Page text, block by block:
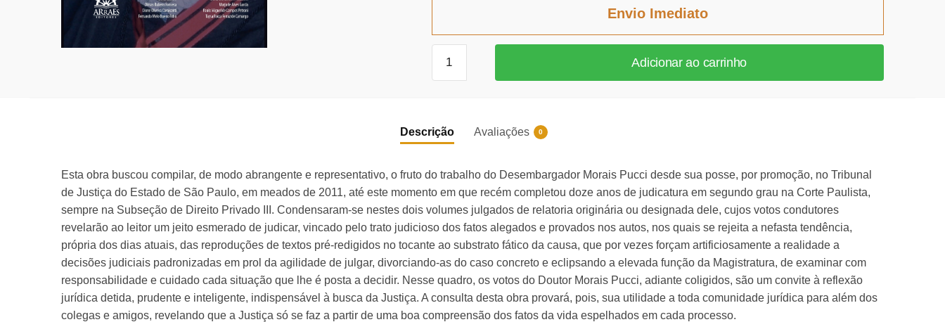
Envio Imediato
Morais
2
Adicionar ao carrinho
Descrição Avaliações 0
Esta obra buscou compilar, de modo abrangente e representativo, o fruto do trabalho do Desembargador Morais Pucci desde sua posse, por promoção, no Tribunal
de Justiça do Estado de São Paulo, em meados de 2011, até este momento em que recém completou doze anos de judicatura em segundo grau na Corte Paulista,
sempre na Subseção de Direito Privado III. Condensaram-se nestes dois volumes julgados de relatoria originária ou designada dele, cujos votos condutores
revelarão ao leitor um jeito esmerado de judicar, vincado pelo trato judicioso dos fatos alegados e provados nos autos, nos quais se rejeita a nefasta tendência,
própria dos dias atuais, das reproduções de textos pré-redigidos no tocante ao substrato fático da causa, que por vezes forçam artificiosamente a realidade a
decisões judiciais padronizadas em prol da agilidade de julgar, divorciando-as do caso concreto e eclipsando a elevada função da Magistratura, de examinar com
responsabilidade e cuidado cada situação que lhe é posta a decidir. Nesse quadro, os votos do Doutor Morais Pucci, adiante coligidos, são um convite à reflexão
jurídica detida, prudente e inteligente, indispensável à busca da Justiça. A consulta desta obra provará, pois, sua utilidade a toda comunidade jurídica para além dos
colegas e amigos, revelando que a Justiça só se faz a partir de uma boa compreensão dos fatos da vida espelhados em cada processo.